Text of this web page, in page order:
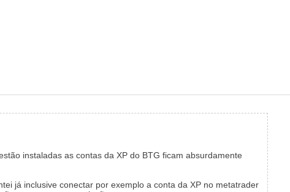
instaladas as contas da XP do BTG ficam absurdamente
já inclusive conectar por exemplo a conta da XP no metatrader